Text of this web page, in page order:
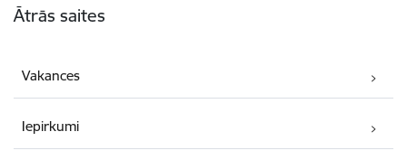
Ātrās saites
Vakances
Iepirkumi